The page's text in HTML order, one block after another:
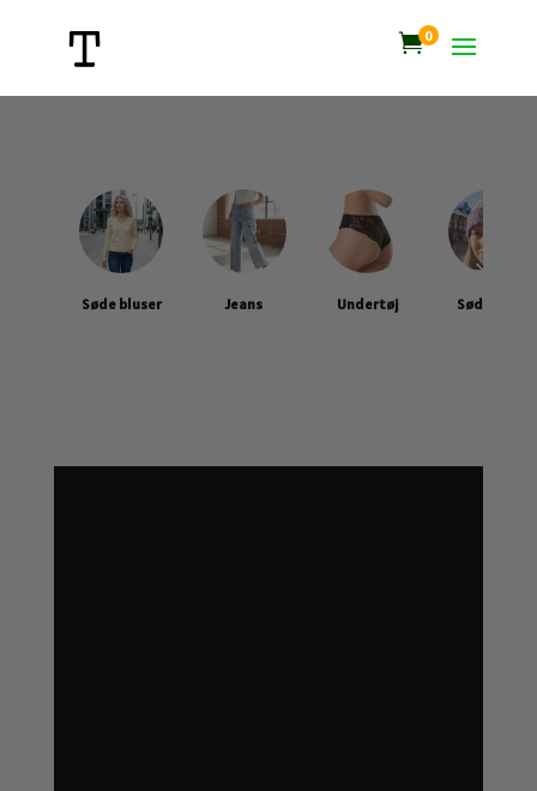
0
Søde bluser Jeans Undertøj Søde huer